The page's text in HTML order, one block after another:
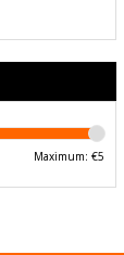
Maximum: €5